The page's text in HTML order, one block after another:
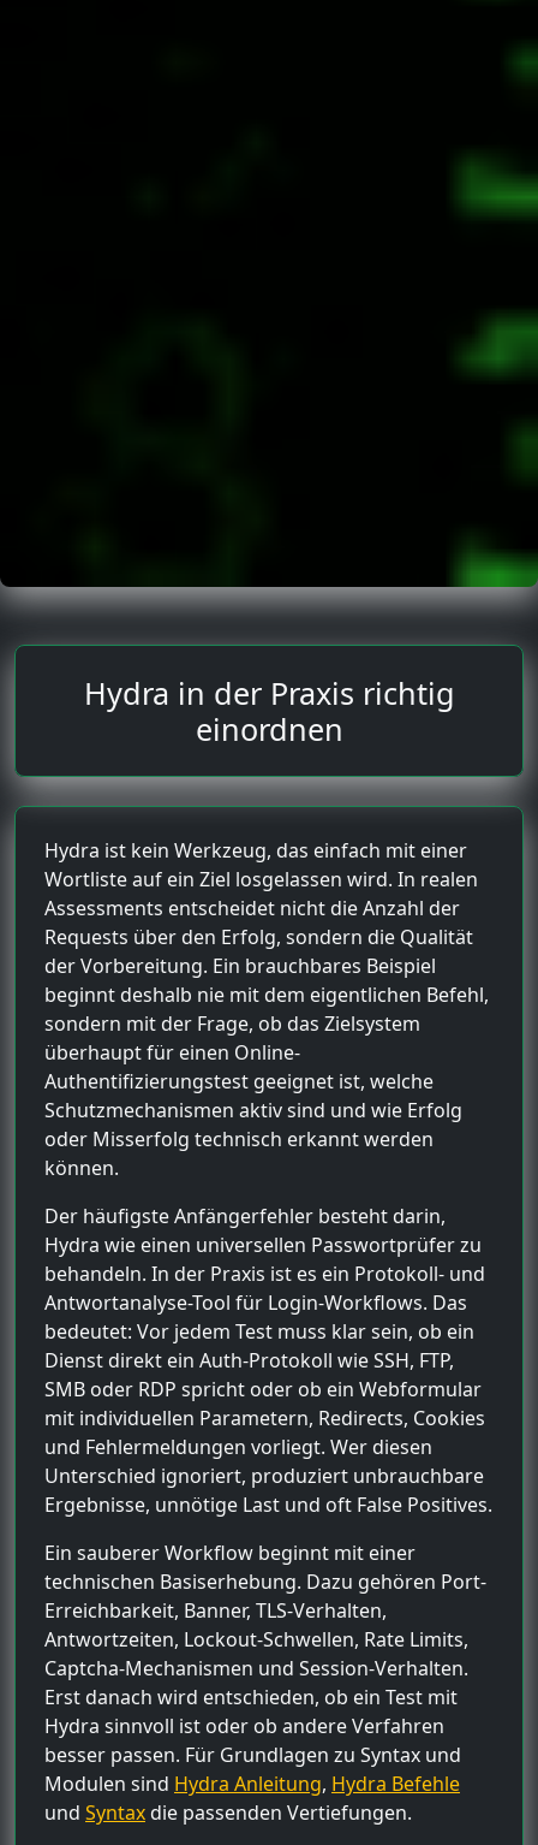
Hydra in der Praxis richtig
einordnen
Hydra ist kein Werkzeug, das einfach mit einer
Wortliste auf ein Ziel losgelassen wird. In realen
Assessments entscheidet nicht die Anzahl der
Requests über den Erfolg, sondern die Qualität
der Vorbereitung. Ein brauchbares Beispiel
beginnt deshalb nie mit dem eigentlichen Befehl,
sondern mit der Frage, ob das Zielsystem
überhaupt für einen Online-
Authentifizierungstest geeignet ist, welche
Schutzmechanismen aktiv sind und wie Erfolg
oder Misserfolg technisch erkannt werden
können.
Der häufigste Anfängerfehler besteht darin,
Hydra wie einen universellen Passwortprüfer zu
behandeln. In der Praxis ist es ein Protokoll- und
Antwortanalyse-Tool für Login-Workflows. Das
bedeutet: Vor jedem Test muss klar sein, ob ein
Dienst direkt ein Auth-Protokoll wie SSH, FTP,
SMB oder RDP spricht oder ob ein Webformular
mit individuellen Parametern, Redirects, Cookies
und Fehlermeldungen vorliegt. Wer diesen
Unterschied ignoriert, produziert unbrauchbare
Ergebnisse, unnötige Last und oft False Positives.
Ein sauberer Workflow beginnt mit einer
technischen Basiserhebung. Dazu gehören Port-
Erreichbarkeit, Banner, TLS-Verhalten,
Antwortzeiten, Lockout-Schwellen, Rate Limits,
Captcha-Mechanismen und Session-Verhalten.
Erst danach wird entschieden, ob ein Test mit
Hydra sinnvoll ist oder ob andere Verfahren
besser passen. Für Grundlagen zu Syntax und
Modulen sind Hydra Anleitung, Hydra Befehle
und Syntaxdie passenden Vertiefungen.